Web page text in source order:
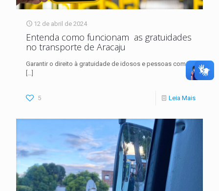
12 de abril de 2024
Entenda como funcionam as gratuidades
no transporte de Aracaju
Garantir o direito à gratuidade de idosos e pessoas com
5 Leia Mais